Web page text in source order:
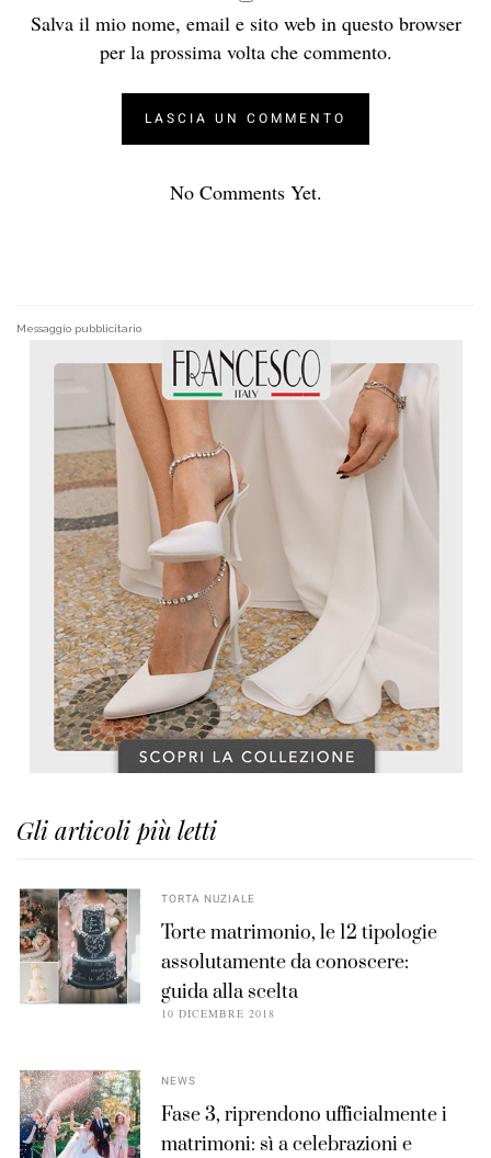
Salva il mio nome, email e sito web in questo browser
per la prossima volta che commento.
No Comments Yet.
Messaggio pubblicitario
Gli articoli più letti
TORTA NUZIALE
Torte matrimonio, le 12 tipologie
assolutamente da conoscere:
guida alla scelta
10 DICEMBRE 2018
NEWS
Fase 3, riprendono ufficialmente i
matrimoni: sì a celebrazioni e